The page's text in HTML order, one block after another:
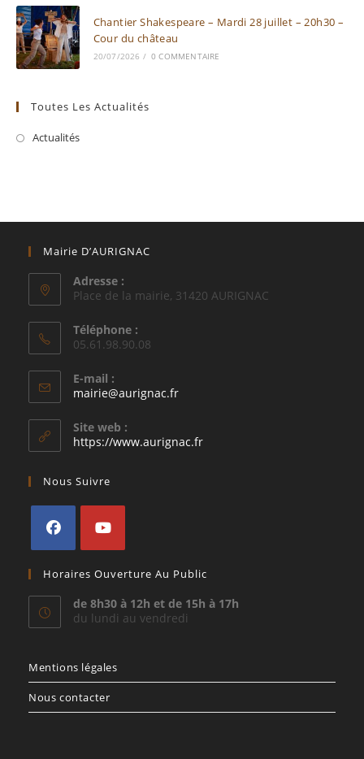
Chantier Shakespeare – Mardi 28 juillet – 20h30 –
Cour du château
20/07/2026 / 0 COMMENTAIRE
Toutes Les Actualités
Actualités
Mairie D’AURIGNAC
Adresse :
Place de la mairie, 31420 AURIGNAC
Téléphone :
05.61.98.90.08
E-mail :
mairie@aurignac.frS’ouvre
application
Site web :
https://www.aurignac.fr
Nous Suivre
dans
un
nouvel
dans
un
nouvel
Horaires Ouverture Au Public
de 8h30 à 12h et de 15h à 17h
du lundi au vendredi
Mentions légales
Nous contacter